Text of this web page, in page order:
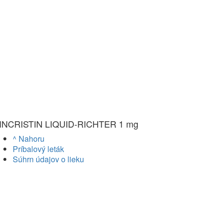
LIQUID-RICHTER 1 mg
^ Nahoru
Príbalový leták
Súhrn údajov o lieku